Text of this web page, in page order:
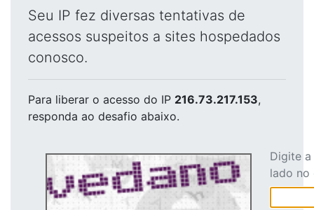
Seu IP fez diversas tentativas de
acessos suspeitos a sites hospedados
conosco.
Para liberar o acesso do IP 216.73.217.153,
responda ao desafio abaixo.
Digite
lado no